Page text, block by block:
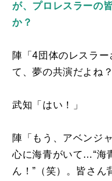
が、プロレスラーの
か？
陣「4団体のレスラー
て、夢の共演だよね？
武知「はい！」
陣「もう、アベンジ
心に海青がいて…“海
ん！”（笑）。皆さん